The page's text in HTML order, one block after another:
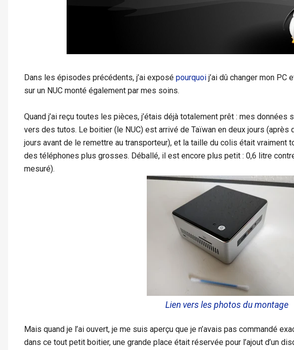
Dans les épisodes précédents, j’ai exposé pourquoi j’ai dû changer mon PC
sur un NUC monté également par mes soins.
Quand j’ai reçu toutes les pièces, j’étais déjà totalement prêt : mes
vers des tutos. Le boitier (le NUC) est arrivé de Taïwan en deux jours (après
jours avant de le remettre au transporteur), et la taille du colis était vraiment
des téléphones plus grosses. Déballé, il est encore plus petit : 0,6 litre
mesuré).
Lien vers les photos du montage
Mais quand je l’ai ouvert, je me suis aperçu que je n’avais pas commandé
dans ce tout petit boitier, une grande place était réservée pour l’ajout d’un